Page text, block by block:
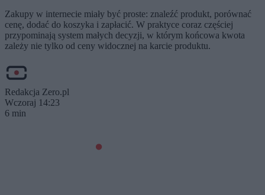
Zakupy w internecie miały być proste: znaleźć produkt, porównać
cenę, dodać do koszyka i zapłacić. W praktyce coraz częściej
przypominają system małych decyzji, w którym końcowa kwota
zależy nie tylko od ceny widocznej na karcie produktu.
Redakcja Zero.pl
Wczoraj 14:23
6 min